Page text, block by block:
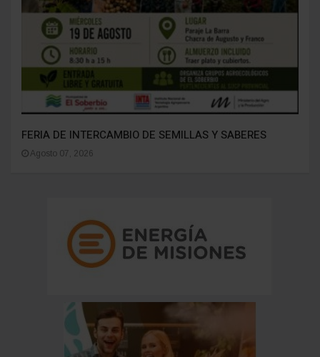
FERIA DE INTERCAMBIO DE SEMILLAS Y SABERES
Agosto 07, 2026